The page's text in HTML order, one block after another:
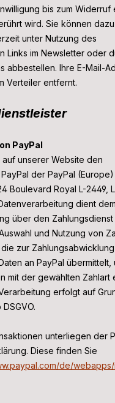
bis zum Widerruf
wird. Sie können
unter Nutzung des
Links im Newsletter oder
abbestellen. Ihre E-Mail-
Verteiler entfernt.
PayPal
unserer Website den
der PayPal (Europe)
Boulevard Royal L-2449,
dient
über den
und Nutzung von
zur Zahlungsabwicklung
an PayPal übermittelt,
mit der gewählten Zahlart
erfolgt auf
DSGVO.
unterliegen der
Diese finden Sie
de/